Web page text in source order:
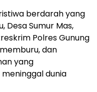
berdarah yang
Desa Sumur Mas,
Polres Gunung
dan
yang
dunia